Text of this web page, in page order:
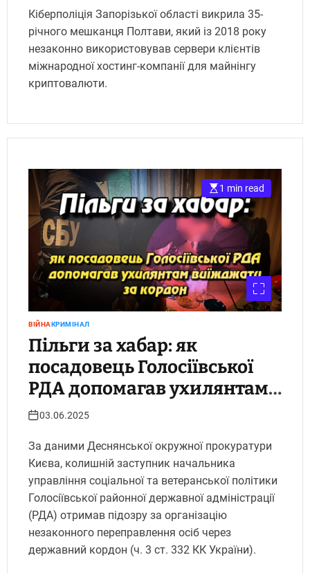
Кіберполіція Запорізької області викрила 35-
річного мешканця Полтави, який із 2018 року
незаконно використовував сервери клієнтів
міжнародної хостинг-компанії для майнінгу
криптовалюти.
1 min read
ВІЙНАКРИМІНАЛ
Пільги за хабар: як
посадовець Голосіївської
РДА допомагав ухилянтам
виїжджати за кордон
03.06.2025
За даними Деснянської окружної прокуратури
Києва, колишній заступник начальника
управління соціальної та ветеранської політики
Голосіївської районної державної адміністрації
(РДА) отримав підозру за організацію
незаконного переправлення осіб через
державний кордон (ч. 3 ст. 332 КК України).